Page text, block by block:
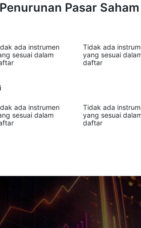
Pasar
ada instrumen
sesuai dalam
Tidak ada
yang sesuai
daftar
ada instrumen
sesuai dalam
Tidak ada
yang sesuai
daftar